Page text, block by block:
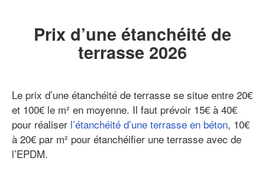
Prix d’une étanchéité de
terrasse 2026
Le prix d’une étanchéité de terrasse se situe entre 20€
et 100€ le m² en moyenne. Il faut prévoir 15€ à 40€
pour réaliser l’étanchéité d’une terrasse en béton, 10€
à 20€ par m² pour étanchéifier une terrasse avec de
l’EPDM.